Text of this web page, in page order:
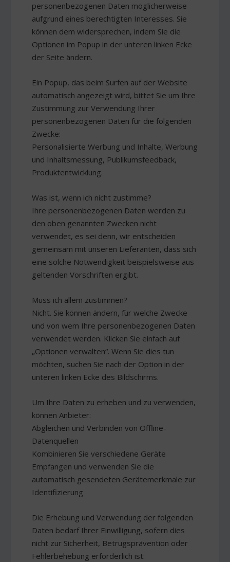
personenbezogenen Daten möglicherweise
aufgrund eines berechtigten Interesses. Sie
können dem widersprechen, indem Sie die
Optionen im Popup in der unteren linken Ecke
der Seite ändern.
Ein Popup, das beim Surfen auf der Website
automatisch angezeigt wird, bittet Sie um Ihre
Zustimmung zur Verwendung Ihrer
personenbezogenen Daten für die folgenden
Zwecke:
Personalisierte Werbung und Inhalte, Werbung
und Inhaltsmessung, Publikumsfeedback,
Produktentwicklung.
Was ist, wenn ich nicht zustimme?
Ihre personenbezogenen Daten werden zu
den oben genannten Zwecken nicht
verwendet, es sei denn, wir entscheiden
gemeinsam mit unseren Lieferanten, dass sich
eine solche Notwendigkeit beispielsweise aus
geltenden Vorschriften ergibt.
Muss ich allem zustimmen?
Nicht. Sie können ändern, für welche Zwecke
und von wem Ihre personenbezogenen Daten
verwendet werden. Klicken Sie einfach auf
„Optionen verwalten“. Wenn Sie dies tun
möchten, suchen Sie nach der Option in der
unteren linken Ecke des Bildschirms.
Um Ihre Daten zu erheben und zu verwenden,
können Anbieter:
Abgleichen und Verbinden von Offline-
Datenquellen
Kombinieren Sie verschiedene Geräte
Empfangen und verwenden Sie die
automatisch gesendeten Gerätemerkmale zur
Identifizierung
Die Erhebung und Verwendung der folgenden
Daten bedarf Ihrer Einwilligung, sofern dies
nicht zur Sicherheit, Betrugsprävention oder
Fehlerbehebung erforderlich ist: